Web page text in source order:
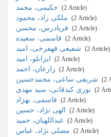
‎ (2 Article)
‎ (2 Article)
‎ (2 Article)
‎ (2 Article)
‎ (2 Article)
‎ (2 Article)
‎ (2 Article)
(2
(2
‎ (2 Article)
‎ (2 Article)
‎ (2 Article)
‎ (2 Article)